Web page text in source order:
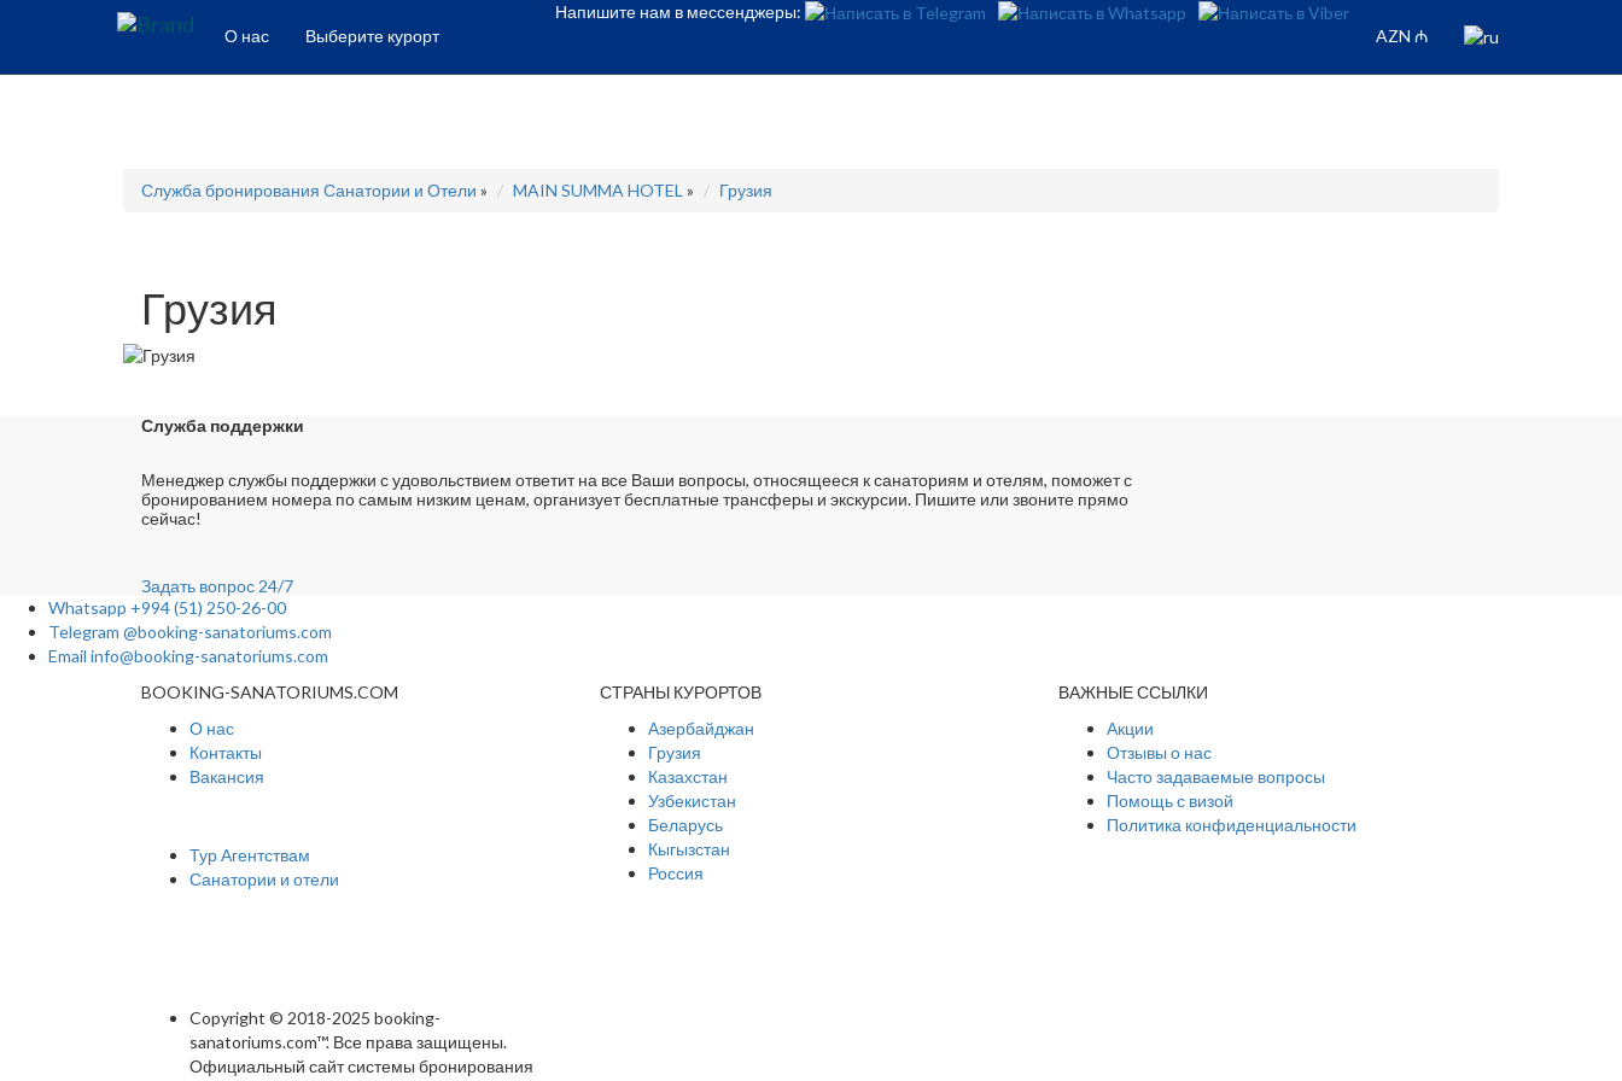
О нас Выберите курорт
Напишите нам в мессенджеры:
AZN ₼
Служба бронирования Санатории и Отели » MAIN SUMMA HOTEL » Грузия
Грузия
Служба поддержки
Менеджер службы поддержки с удовольствием ответит на все Ваши вопросы, относящееся к санаториям и отелям, поможет с
бронированием номера по самым низким ценам, организует бесплатные трансферы и экскурсии. Пишите или звоните прямо
сейчас!
Задать вопрос 24/7
Whatsapp +994 (51) 250-26-00
Telegram @booking-sanatoriums.com
Email info@booking-sanatoriums.com
BOOKING-SANATORIUMS.COM
О нас
Контакты
Вакансия
Тур Агентствам
Санатории и отели
СТРАНЫ КУРОРТОВ
Азербайджан
Грузия
Казахстан
Узбекистан
Беларусь
Кыгызстан
Россия
ВАЖНЫЕ ССЫЛКИ
Акции
Отзывы о нас
Часто задаваемые вопросы
Помощь с визой
Политика конфиденциальности
Copyright © 2018-2025 booking-
sanatoriums.com™. Все права защищены.
Официальный сайт системы бронирования